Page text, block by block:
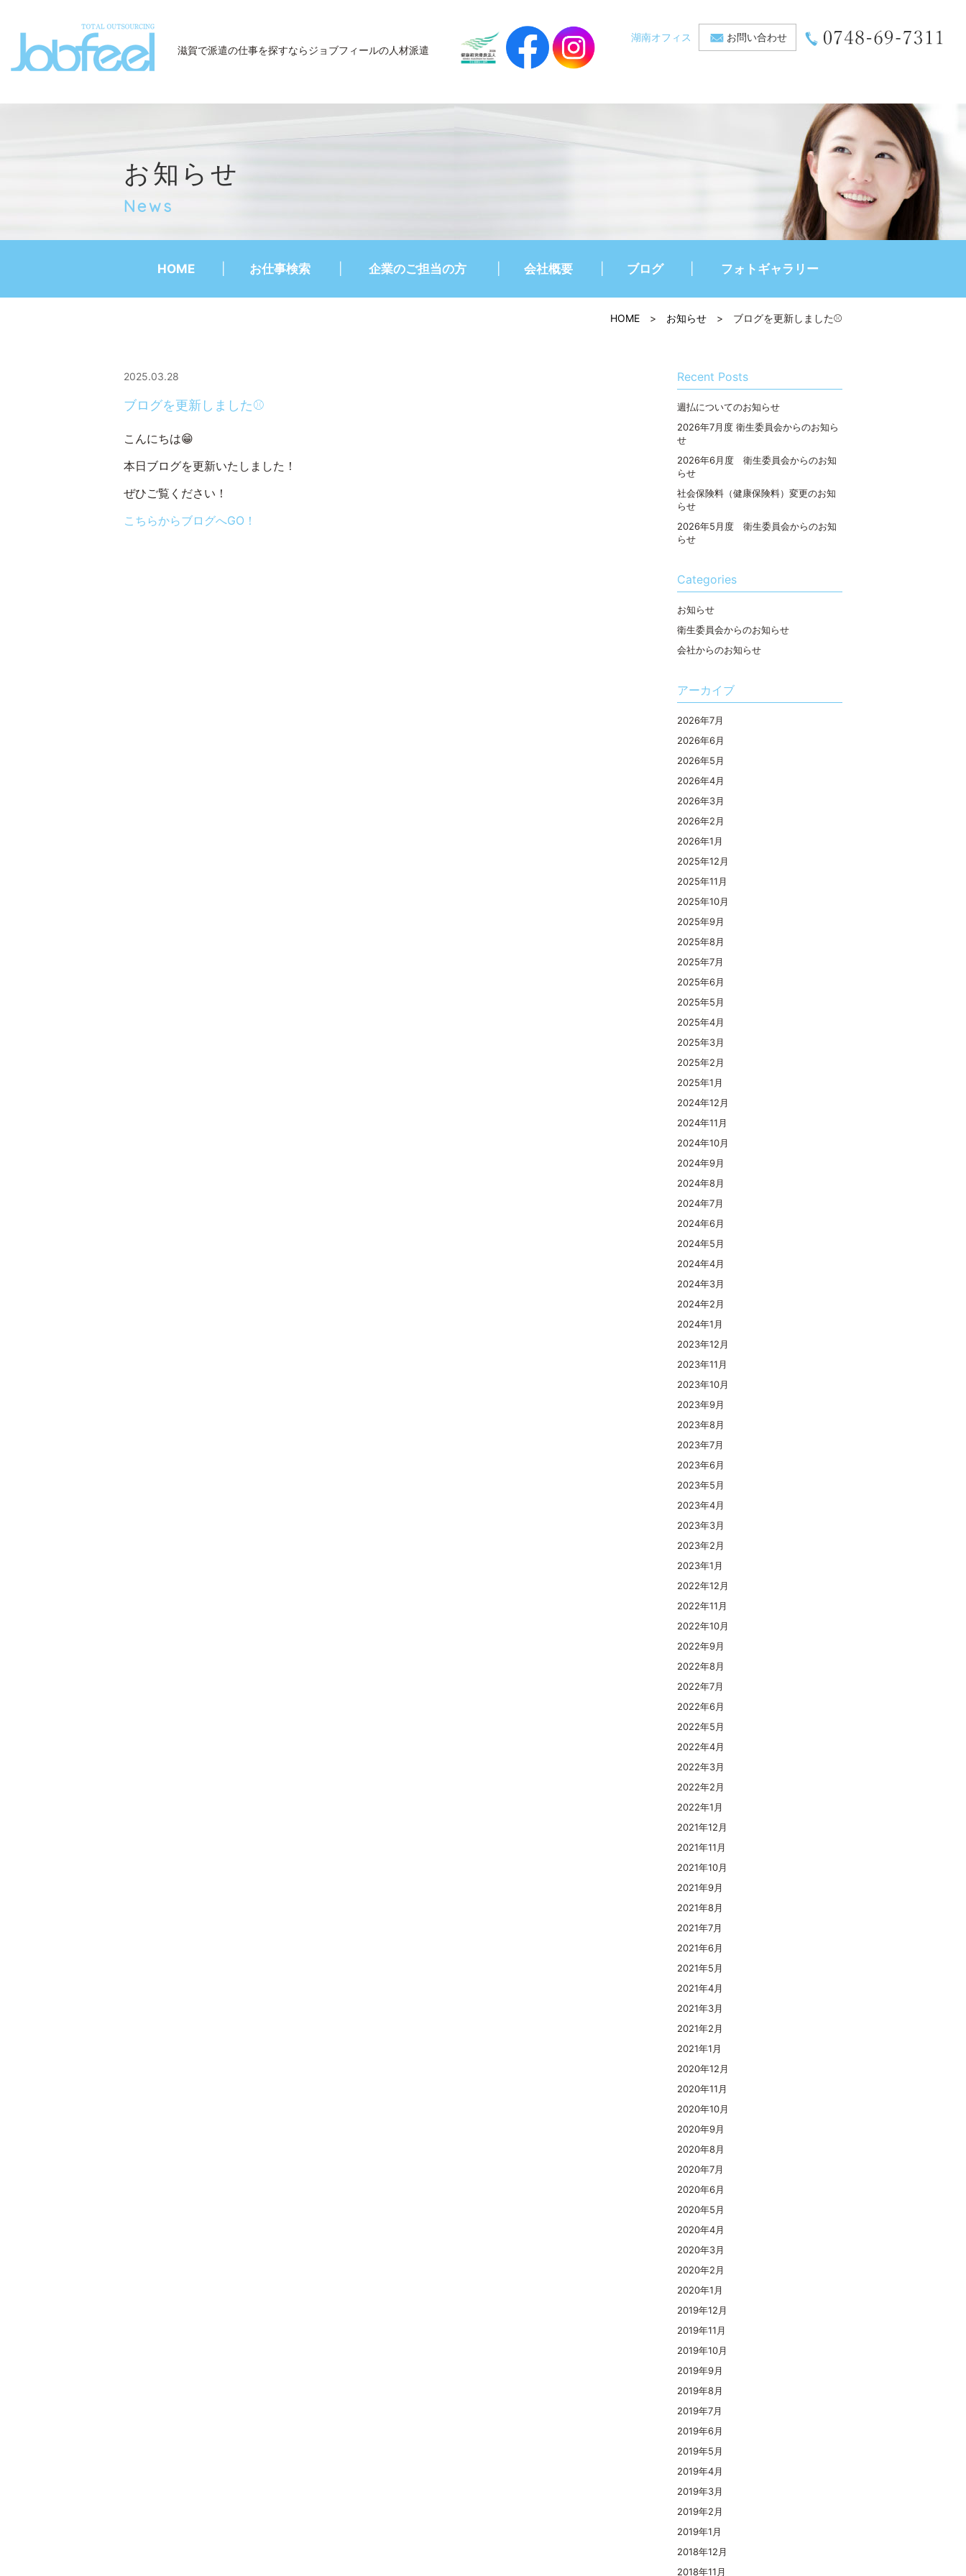
滋賀で派遣の仕事を探すならジョブフィールの人材派遣
湖南オフィス お問い合わせ
お知らせ
News
HOME お仕事検索 企業のご担当の方 会社概要 ブログ フォトギャラリー
HOME > お知らせ > ブログを更新しました⚾
2025.03.28
ブログを更新しました⚾
こんにちは😁
本日ブログを更新いたしました！
ぜひご覧ください！
こちらからブログへGO！
Recent Posts
週払についてのお知らせ
2026年7月度 衛生委員会からのお知ら
せ
2026年6月度 衛生委員会からのお知
らせ
社会保険料（健康保険料）変更のお知
らせ
2026年5月度 衛生委員会からのお知
らせ
Categories
お知らせ
衛生委員会からのお知らせ
会社からのお知らせ
アーカイブ
2026年7月
2026年6月
2026年5月
2026年4月
2026年3月
2026年2月
2026年1月
2025年12月
2025年11月
2025年10月
2025年9月
2025年8月
2025年7月
2025年6月
2025年5月
2025年4月
2025年3月
2025年2月
2025年1月
2024年12月
2024年11月
2024年10月
2024年9月
2024年8月
2024年7月
2024年6月
2024年5月
2024年4月
2024年3月
2024年2月
2024年1月
2023年12月
2023年11月
2023年10月
2023年9月
2023年8月
2023年7月
2023年6月
2023年5月
2023年4月
2023年3月
2023年2月
2023年1月
2022年12月
2022年11月
2022年10月
2022年9月
2022年8月
2022年7月
2022年6月
2022年5月
2022年4月
2022年3月
2022年2月
2022年1月
2021年12月
2021年11月
2021年10月
2021年9月
2021年8月
2021年7月
2021年6月
2021年5月
2021年4月
2021年3月
2021年2月
2021年1月
2020年12月
2020年11月
2020年10月
2020年9月
2020年8月
2020年7月
2020年6月
2020年5月
2020年4月
2020年3月
2020年2月
2020年1月
2019年12月
2019年11月
2019年10月
2019年9月
2019年8月
2019年7月
2019年6月
2019年5月
2019年4月
2019年3月
2019年2月
2019年1月
2018年12月
2018年11月